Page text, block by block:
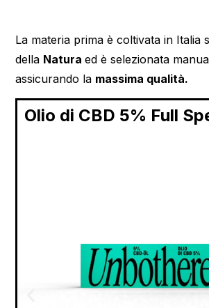
La materia prima è coltivata in Italia
della Naturaed è selezionata
assicurando la massima qualità.
Olio di CBD 5% Full